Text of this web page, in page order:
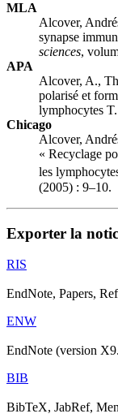
MLA
Alcover,
synapse
sciences,
APA
Alcover, A.,
polarisé et
lymphocytes T.
Chicago
Alcover,
« Recyclage
les
(2005) : 9–10.
Exporter la
RIS
EndNote, Papers,
ENW
EndNote (version
BIB
BibTeX, JabRef,